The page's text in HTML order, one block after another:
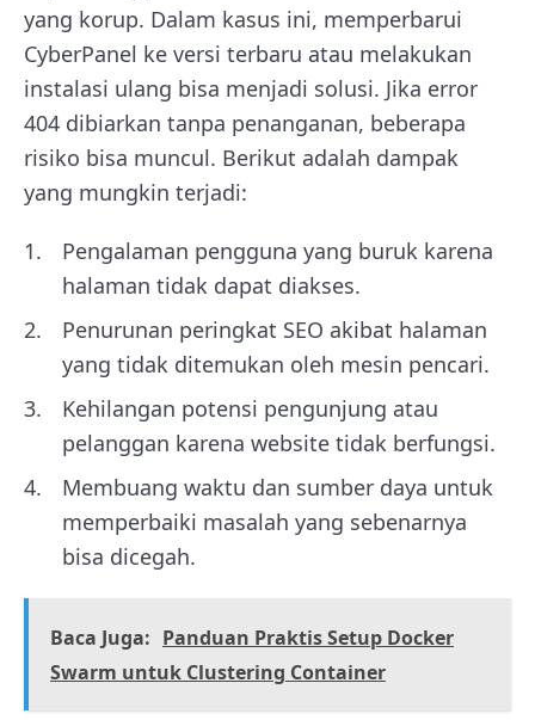
yang korup. Dalam kasus ini, memperbarui
CyberPanel ke versi terbaru atau melakukan
instalasi ulang bisa menjadi solusi. Jika error
404 dibiarkan tanpa penanganan, beberapa
risiko bisa muncul. Berikut adalah dampak
yang mungkin terjadi:
Pengalaman pengguna yang buruk karena
halaman tidak dapat diakses.
Penurunan peringkat SEO akibat halaman
yang tidak ditemukan oleh mesin pencari.
Kehilangan potensi pengunjung atau
pelanggan karena website tidak berfungsi.
Membuang waktu dan sumber daya untuk
memperbaiki masalah yang sebenarnya
bisa dicegah.
Baca Juga: Panduan Praktis Setup Docker
Swarm untuk Clustering Container